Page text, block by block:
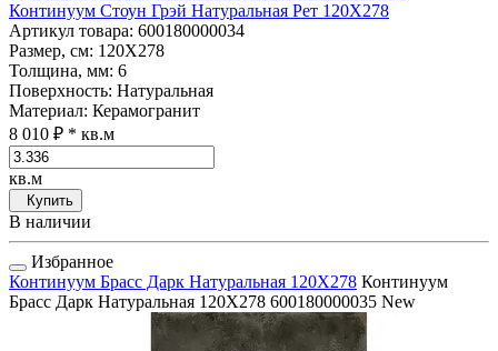
Континуум Стоун Грэй Натуральная Рет 120Х278
Артикул товара: 600180000034
Размер, см: 120Х278
Толщина, мм: 6
Поверхность: Натуральная
Материал: Керамогранит
8 010 ₽ * кв.м
кв.м
Купить
В наличии
Избранное
Континуум Брасс Дарк Натуральная 120Х278 Континуум
Брасс Дарк Натуральная 120Х278 600180000035 New